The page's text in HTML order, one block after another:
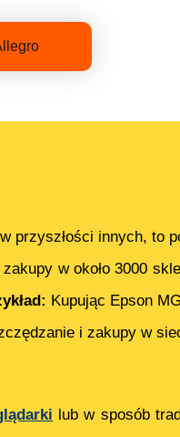
przyszłości innych, to
w około 3000
Kupując Epson
i zakupy w
lub w sposób